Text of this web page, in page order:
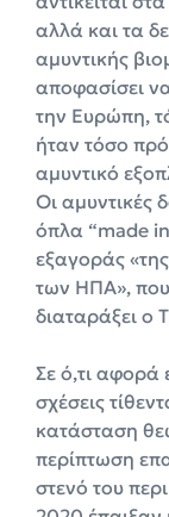
αλλά και τα
αμυντικής
αποφασίσει
την Ευρώπη,
ήταν τόσο
αμυντικό
Οι αμυντικές
όπλα “made in
εξαγοράς
των ΗΠΑ», που
διαταράξει ο
Σε ό,τι αφορά
σχέσεις
κατάσταση
περίπτωση
στενό του